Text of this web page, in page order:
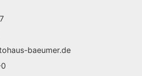
baeumer.de